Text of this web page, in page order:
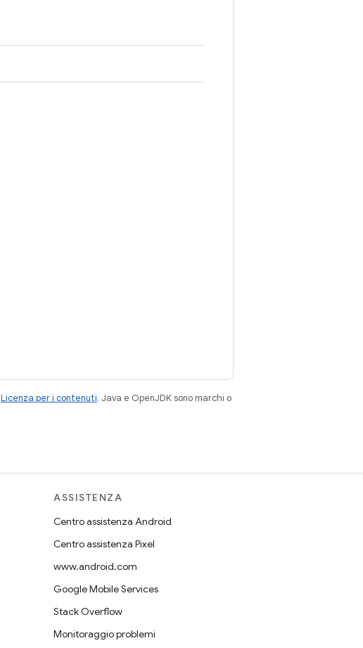
Licenza per i contenuti. Java e OpenJDK sono marchi o
ASSISTENZA
Centro assistenza Android
Centro assistenza Pixel
www.android.com
Google Mobile Services
Stack Overflow
Monitoraggio problemi